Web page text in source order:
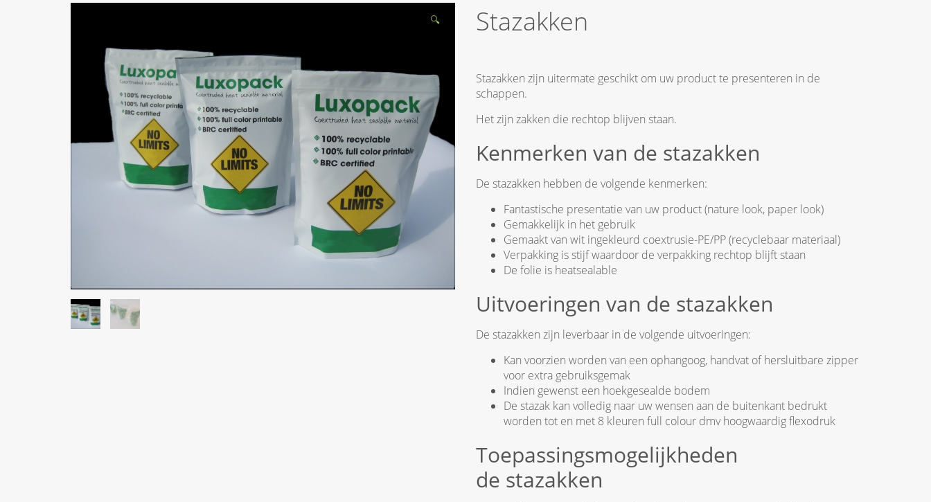
🔍 Stazakken
Stazakken zijn uitermate geschikt om uw product te presenteren in de
schappen.
Het zijn zakken die rechtop blijven staan.
Kenmerken van de stazakken
De stazakken hebben de volgende kenmerken:
Fantastische presentatie van uw product (nature look, paper look)
Gemakkelijk in het gebruik
Gemaakt van wit ingekleurd coextrusie-PE/PP (recyclebaar materiaal)
Verpakking is stijf waardoor de verpakking rechtop blijft staan
De folie is heatsealable
Uitvoeringen van de stazakken
De stazakken zijn leverbaar in de volgende uitvoeringen:
Kan voorzien worden van een ophangoog, handvat of hersluitbare zipper
voor extra gebruiksgemak
Indien gewenst een hoekgesealde bodem
De stazak kan volledig naar uw wensen aan de buitenkant bedrukt
worden tot en met 8 kleuren full colour dmv hoogwaardig flexodruk
​Toepassingsmogelijkheden
de stazakken